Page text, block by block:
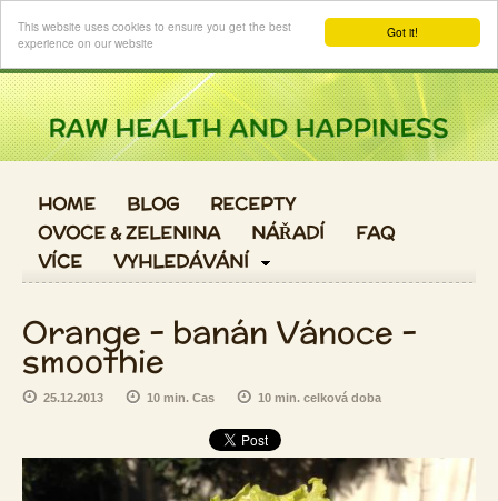
Got it!
This website uses cookies to ensure you get the best
experience on our website
Login
HOME BLOG
RECEPTY
OVOCE & ZELENINA
NÁŘADÍ
FAQ
VÍCE
VYHLEDÁVÁNÍ
Orange - banán Vánoce -
smoothie
25.12.2013 10 min. Cas 10 min. celková doba